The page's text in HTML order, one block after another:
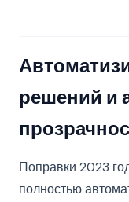
решений и
Поправки 2023
полностью